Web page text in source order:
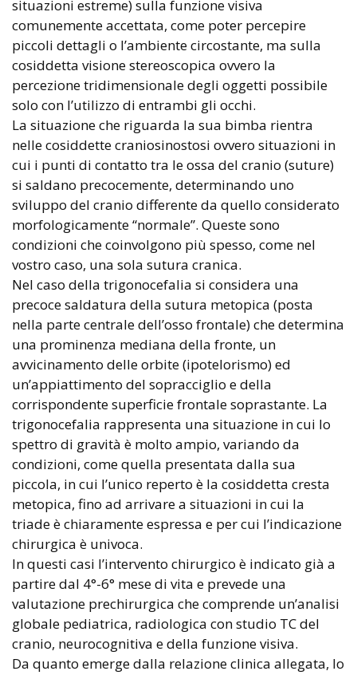
situazioni estreme) sulla funzione visiva
comunemente accettata, come poter percepire
piccoli dettagli o l’ambiente circostante, ma sulla
cosiddetta visione stereoscopica ovvero la
percezione tridimensionale degli oggetti possibile
solo con l’utilizzo di entrambi gli occhi.
La situazione che riguarda la sua bimba rientra
nelle cosiddette craniosinostosi ovvero situazioni in
cui i punti di contatto tra le ossa del cranio (suture)
si saldano precocemente, determinando uno
sviluppo del cranio differente da quello considerato
morfologicamente “normale”. Queste sono
condizioni che coinvolgono più spesso, come nel
vostro caso, una sola sutura cranica.
Nel caso della trigonocefalia si considera una
precoce saldatura della sutura metopica (posta
nella parte centrale dell’osso frontale) che determina
una prominenza mediana della fronte, un
avvicinamento delle orbite (ipotelorismo) ed
un’appiattimento del sopracciglio e della
corrispondente superficie frontale soprastante. La
trigonocefalia rappresenta una situazione in cui lo
spettro di gravità è molto ampio, variando da
condizioni, come quella presentata dalla sua
piccola, in cui l’unico reperto è la cosiddetta cresta
metopica, fino ad arrivare a situazioni in cui la
triade è chiaramente espressa e per cui l’indicazione
chirurgica è univoca.
In questi casi l’intervento chirurgico è indicato già a
partire dal 4°-6° mese di vita e prevede una
valutazione prechirurgica che comprende un’analisi
globale pediatrica, radiologica con studio TC del
cranio, neurocognitiva e della funzione visiva.
Da quanto emerge dalla relazione clinica allegata, lo